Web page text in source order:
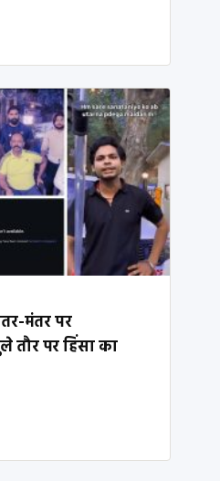
मंतर पर
तौर पर हिंसा का